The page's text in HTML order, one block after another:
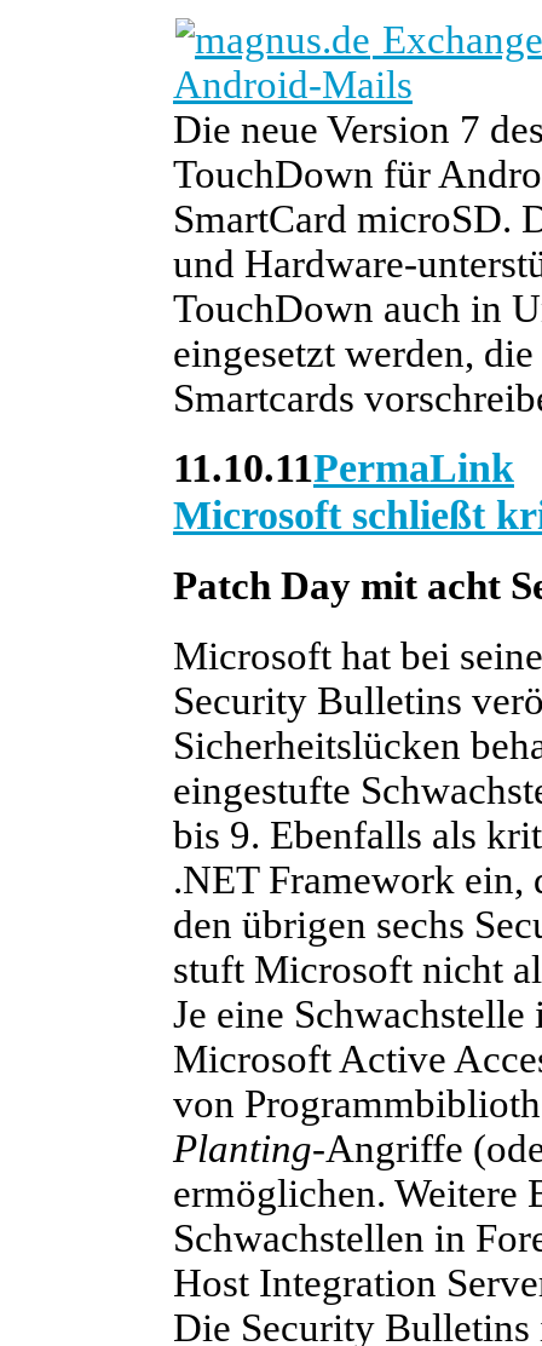
Android-Mails
Die neue Version 7
TouchDown für
SmartCard microSD.
und Hardware-
TouchDown auch in
eingesetzt werden,
Smartcards
11.10.11PermaLink
Microsoft schließt
Patch Day mit acht
Microsoft hat bei
Security Bulletins
Sicherheitslücken
eingestufte
bis 9. Ebenfalls als
.NET Framework
den übrigen sechs
stuft Microsoft nicht
Je eine
Microsoft Active
von
Planting-Angriffe
ermöglichen. Weitere
Schwachstellen in
Host Integration
Die Security